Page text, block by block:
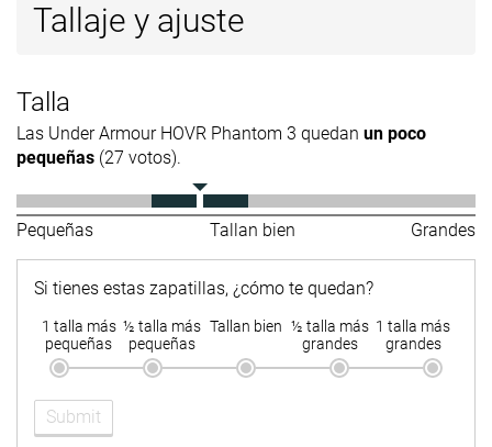
Tallaje y ajuste
Talla
Las Under Armour HOVR Phantom 3 quedan un poco
pequeñas (27 votos).
Pequeñas Tallan bien Grandes
Si tienes estas zapatillas, ¿cómo te quedan?
1 talla más
pequeñas
½ talla más
pequeñas
Tallan bien ½ talla más
grandes
1 talla más
grandes
Submit